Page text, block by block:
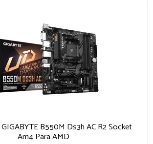
B550M Ds3h AC R2 Socket
Am4 Para AMD